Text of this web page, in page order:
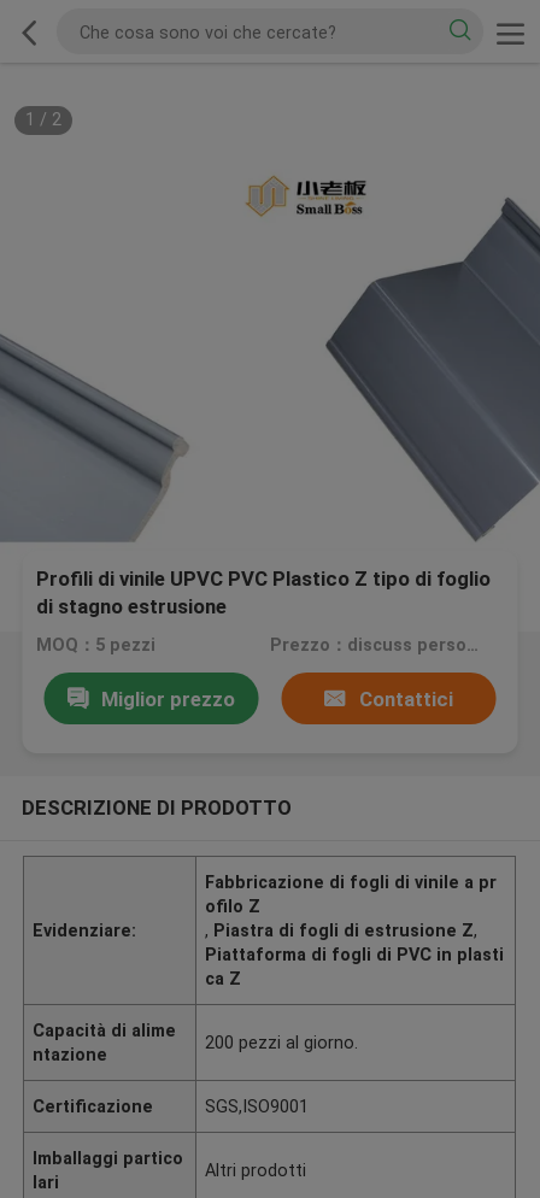
1 / 2
Profili di vinile UPVC PVC Plastico Z tipo di foglio
di stagno estrusione
MOQ：5 pezzi Prezzo：discuss personally
Miglior prezzo Contattici
DESCRIZIONE DI PRODOTTO
Evidenziare:
Fabbricazione di fogli di vinile a pr
ofilo Z
, Piastra di fogli di estrusione Z,
Piattaforma di fogli di PVC in plasti
ca Z
Capacità di alime
ntazione
200 pezzi al giorno.
Certificazione SGS,ISO9001
Imballaggi partico
lari
Altri prodotti